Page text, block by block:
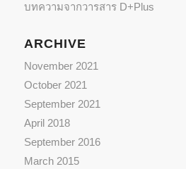
บทความจากวารสาร D+Plus
ARCHIVE
November 2021
October 2021
September 2021
April 2018
September 2016
March 2015